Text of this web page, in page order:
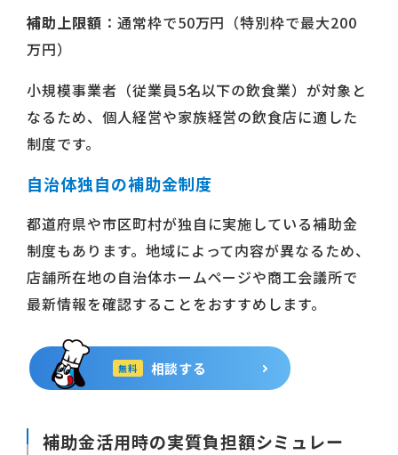
補助上限額 ：通常枠で50万円（特別枠で最大200
万円）
小規模事業者（従業員5名以下の飲食業）が対象と
なるため、個人経営や家族経営の飲食店に適した
制度です。
自治体独自の補助金制度
都道府県や市区町村が独自に実施している補助金
制度もあります。地域によって内容が異なるため、
店舗所在地の自治体ホームページや商工会議所で
最新情報を確認することをおすすめします。
無料 相談する
補助金活用時の実質負担額シミュレー